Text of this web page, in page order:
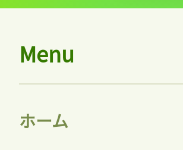
Menu
ホーム